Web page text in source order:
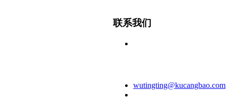
联系我们
wutingting@kucangbao.com